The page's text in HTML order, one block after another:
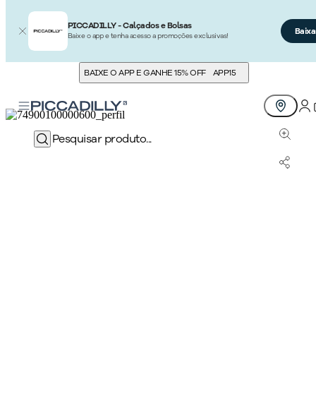
PICCADILLY - Calçados e Bolsas
Baixe o app e tenha acesso a promoções exclusivas!
BAIXE O APP E GANHE 15% OFF APP15